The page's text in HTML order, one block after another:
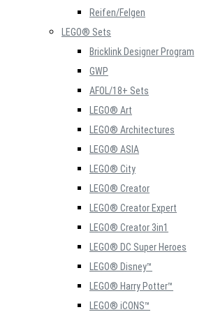
Reifen/Felgen
LEGO® Sets
Bricklink Designer Program
GWP
AFOL/18+ Sets
LEGO® Art
LEGO® Architectures
LEGO® ASIA
LEGO® City
LEGO® Creator
LEGO® Creator Expert
LEGO® Creator 3in1
LEGO® DC Super Heroes
LEGO® Disney™
LEGO® Harry Potter™
LEGO® iCONS™